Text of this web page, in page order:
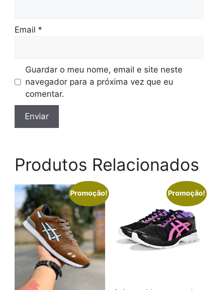
Email *
Guardar o meu nome, email e site neste
navegador para a próxima vez que eu
comentar.
Produtos Relacionados
Promoção! Promoção!